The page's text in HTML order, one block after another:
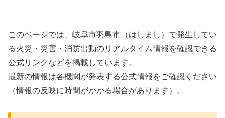
このページでは、岐阜市羽島市（はしまし）で発生してい
る火災・災害・消防出動のリアルタイム情報を確認できる
公式リンクなどを掲載しています。
最新の情報は各機関が発表する公式情報をご確認ください
（情報の反映に時間がかかる場合があります）。